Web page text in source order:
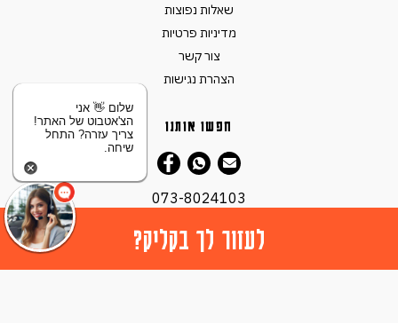
לעזור לך בקליק?
שאלות נפוצות
מדיניות פרטיות
צור קשר
הצהרת נגישות
חפשו אותנו
073-8024103
© כל הזכויות שמורות ל - 2026 XCAR
שלום 👋 אני
הצ'אטבוט של האתר!
צריך עזרה? התחל
שיחה.